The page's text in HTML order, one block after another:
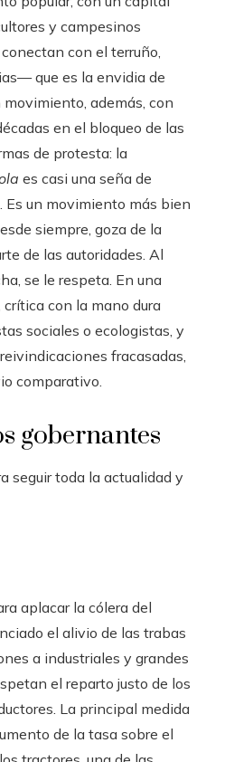
y campesinos
con el terruño,
que es la envidia de
movimiento, además, con
en el bloqueo de las
de protesta: la
es casi una seña de
Es un movimiento más bien
siempre, goza de la
de las autoridades. Al
se le respeta. En una
crítica con la mano dura
sociales o ecologistas, y
fracasadas,
comparativo.
gobernantes
seguir toda la actualidad y
aplacar la cólera del
el alivio de las trabas
a industriales y grandes
el reparto justo de los
La principal medida
de la tasa sobre el